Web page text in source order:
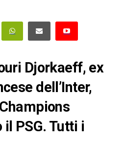
Djorkaeff, ex
dell’Inter,
il PSG. Tutti i